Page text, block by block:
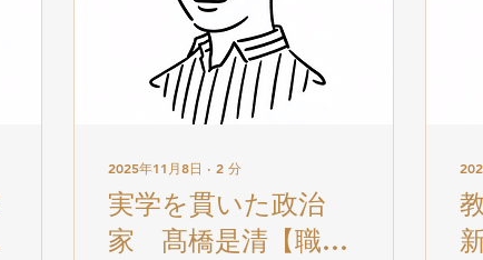
2025年11月8日 ∙ 2 分
実学を貫いた政治
家 髙橋是清【職業